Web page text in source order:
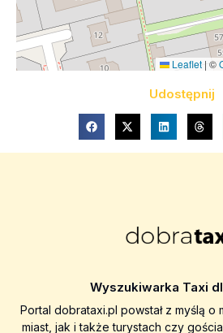
Leaflet | ©
Udostępnij
Wyszukiwarka Taxi
Portal dobrataxi.pl powstał z myślą o
miast, jak i także turystach czy